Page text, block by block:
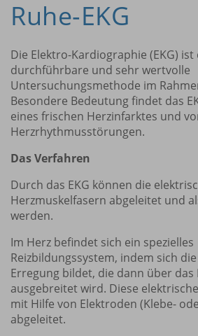
Ruhe-EKG
Die Elektro-Kardiographie (EKG)
durchführbare und sehr wertvolle
Untersuchungsmethode im
Besondere Bedeutung findet das
eines frischen Herzinfarktes und
Herzrhythmusstörungen.
Das Verfahren
Durch das EKG können die
Herzmuskelfasern abgeleitet und
werden.
Im Herz befindet sich ein spezielles
Reizbildungssystem, indem sich die
Erregung bildet, die dann über das
ausgebreitet wird. Diese
mit Hilfe von Elektroden (Klebe-
abgeleitet.